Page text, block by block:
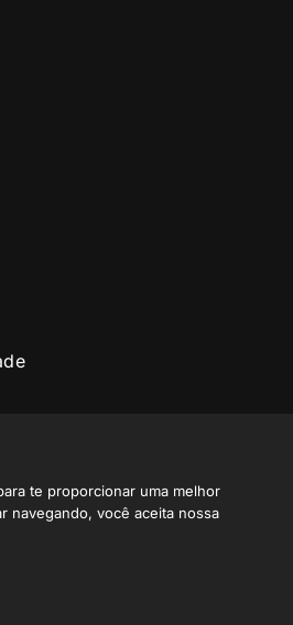
te proporcionar uma melhor
navegando, você aceita nossa